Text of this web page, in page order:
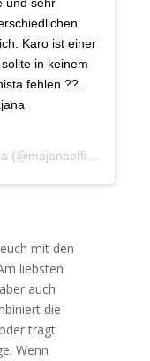
und sehr
Karo ist einer
in keinem
fehlen ?? .
(@majanaofficial) am
mit den
liebsten
auch
die
trägt
Wenn